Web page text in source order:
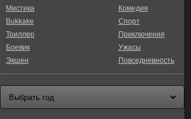
Мистика
Bukkake
Триллер
Боевик
Экшен
Комедия
Спорт
Приключения
Ужасы
Повседневность